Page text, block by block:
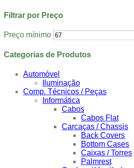
Filtrar por Preço
Preço mínimo
Categorias de Produtos
Automóvel
Iluminação
Comp. Técnicos / Peças
Informática
Cabos
Cabos Flat
Carcaças / Chassis
Back Covers
Bottom Cases
Caixas / Torres
Palmrest